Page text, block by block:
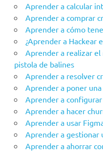
Aprender a calcular
Aprender a comprar
Aprender a cómo
¿Aprender a Hackear
Aprender a realizar
pistola de balines
Aprender a resolver
Aprender a poner
Aprender a
Aprender a hacer
Aprender a usar
Aprender a gestionar
Aprender a ahorrar